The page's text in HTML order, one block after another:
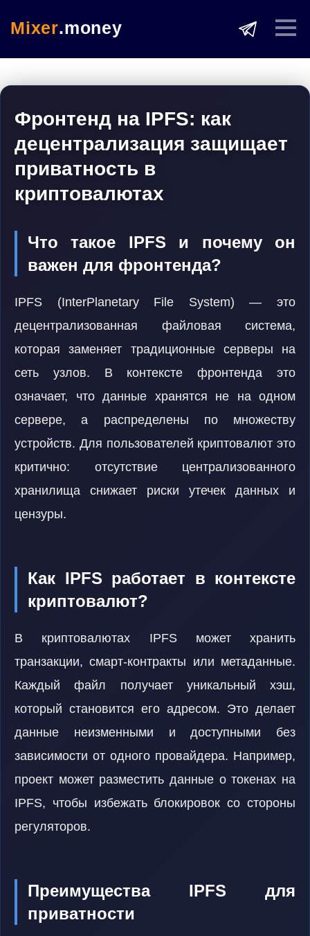
Mixer.money
Фронтенд на IPFS: как
децентрализация защищает
приватность в
криптовалютах
Что такое IPFS и почему он
важен для фронтенда?
IPFS (InterPlanetary File System) — это
децентрализованная файловая система,
которая заменяет традиционные серверы на
сеть узлов. В контексте фронтенда это
означает, что данные хранятся не на одном
сервере, а распределены по множеству
устройств. Для пользователей криптовалют это
критично: отсутствие централизованного
хранилища снижает риски утечек данных и
цензуры.
Как IPFS работает в контексте
криптовалют?
В криптовалютах IPFS может хранить
транзакции, смарт-контракты или метаданные.
Каждый файл получает уникальный хэш,
который становится его адресом. Это делает
данные неизменными и доступными без
зависимости от одного провайдера. Например,
проект может разместить данные о токенах на
IPFS, чтобы избежать блокировок со стороны
регуляторов.
Преимущества IPFS для
приватности